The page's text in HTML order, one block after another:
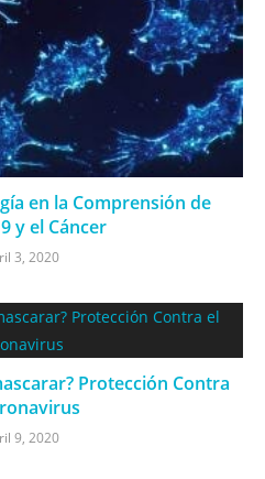
en la Comprensión de
y el Cáncer
3, 2020
Protección Contra
9, 2020